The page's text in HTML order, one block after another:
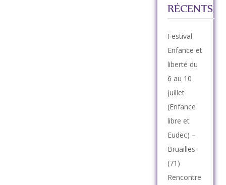
RÉCENTS
Festival
Enfance et
liberté du
6 au 10
juillet
(Enfance
libre et
Eudec) –
Bruailles
(71)
Rencontre